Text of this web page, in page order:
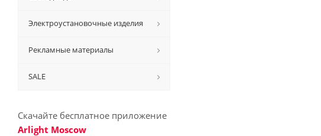
Электроустановочные изделия
Рекламные материалы
SALE
Скачайте бесплатное приложение
Arlight Moscow